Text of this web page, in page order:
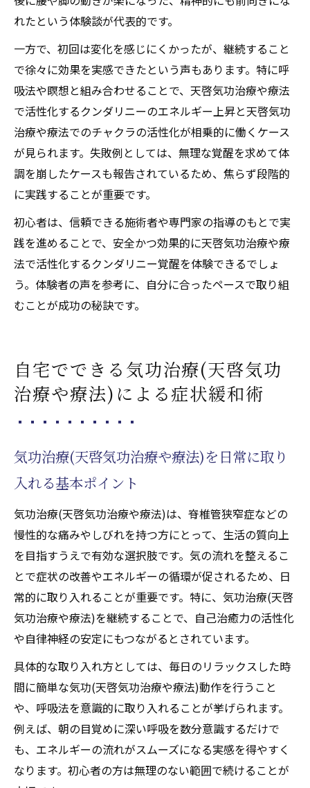
れたという体験談が代表的です。
一方で、初回は変化を感じにくかったが、継続すること
で徐々に効果を実感できたという声もあります。特に呼
吸法や瞑想と組み合わせることで、天啓気功治療や療法
で活性化するクンダリニーのエネルギー上昇と天啓気功
治療や療法でのチャクラの活性化が相乗的に働くケース
が見られます。失敗例としては、無理な覚醒を求めて体
調を崩したケースも報告されているため、焦らず段階的
に実践することが重要です。
初心者は、信頼できる施術者や専門家の指導のもとで実
践を進めることで、安全かつ効果的に天啓気功治療や療
法で活性化するクンダリニー覚醒を体験できるでしょ
う。体験者の声を参考に、自分に合ったペースで取り組
むことが成功の秘訣です。
自宅でできる気功治療(天啓気功
治療や療法)による症状緩和術
気功治療(天啓気功治療や療法)を日常に取り
入れる基本ポイント
気功治療(天啓気功治療や療法)は、脊椎管狭窄症などの
慢性的な痛みやしびれを持つ方にとって、生活の質向上
を目指すうえで有効な選択肢です。気の流れを整えるこ
とで症状の改善やエネルギーの循環が促されるため、日
常的に取り入れることが重要です。特に、気功治療(天啓
気功治療や療法)を継続することで、自己治癒力の活性化
や自律神経の安定にもつながるとされています。
具体的な取り入れ方としては、毎日のリラックスした時
間に簡単な気功(天啓気功治療や療法)動作を行うこと
や、呼吸法を意識的に取り入れることが挙げられます。
例えば、朝の目覚めに深い呼吸を数分意識するだけで
も、エネルギーの流れがスムーズになる実感を得やすく
なります。初心者の方は無理のない範囲で続けることが